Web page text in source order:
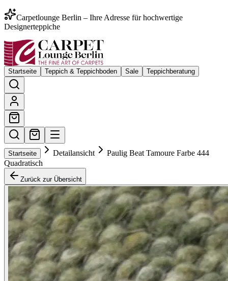
Carpetlounge Berlin – Ihre Adresse für hochwertige
Designerteppiche
Startseite Teppich & Teppichboden Sale Teppichberatung
Startseite Detailansicht
Paulig Beat Tamoure Farbe 444
Quadratisch
Zurück zur Übersicht